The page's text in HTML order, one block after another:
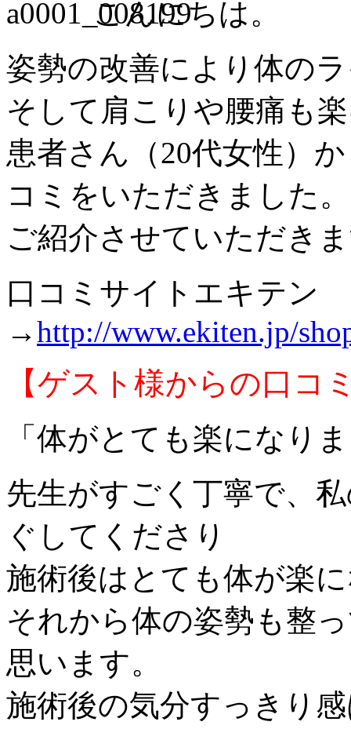
こんにちは。
姿勢の改善により体の
そして肩こりや腰痛も
患者さん（20代女性）
コミをいただきました。
ご紹介させていただき
口コミサイトエキテン
→http://www.ekiten.jp/
【ゲスト様からの口コ
「体がとても楽になり
先生がすごく丁寧で、
ぐしてくださり
施術後はとても体が楽
それから体の姿勢も整
思います。
施術後の気分すっきり